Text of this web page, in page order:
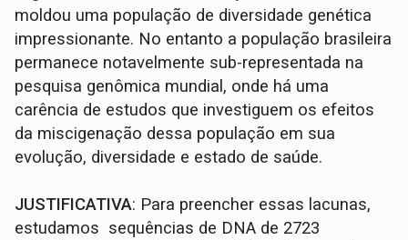
moldou uma população de diversidade genética
impressionante. No entanto a população brasileira
permanece notavelmente sub-representada na
pesquisa genômica mundial, onde há uma
carência de estudos que investiguem os efeitos
da miscigenação dessa população em sua
evolução, diversidade e estado de saúde.
JUSTIFICATIVA: Para preencher essas lacunas,
estudamos sequências de DNA de 2723